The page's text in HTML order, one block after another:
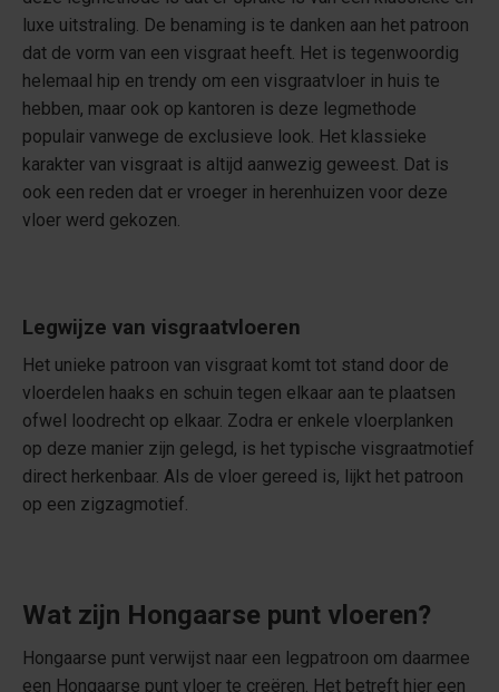
luxe uitstraling. De benaming is te danken aan het patroon
dat de vorm van een visgraat heeft. Het is tegenwoordig
helemaal hip en trendy om een visgraatvloer in huis te
hebben, maar ook op kantoren is deze legmethode
populair vanwege de exclusieve look. Het klassieke
karakter van visgraat is altijd aanwezig geweest. Dat is
ook een reden dat er vroeger in herenhuizen voor deze
vloer werd gekozen.
Legwijze van visgraatvloeren
Het unieke patroon van visgraat komt tot stand door de
vloerdelen haaks en schuin tegen elkaar aan te plaatsen
ofwel loodrecht op elkaar. Zodra er enkele vloerplanken
op deze manier zijn gelegd, is het typische visgraatmotief
direct herkenbaar. Als de vloer gereed is, lijkt het patroon
op een zigzagmotief.
Wat zijn Hongaarse punt vloeren?
Hongaarse punt verwijst naar een legpatroon om daarmee
een Hongaarse punt vloer te creëren. Het betreft hier een